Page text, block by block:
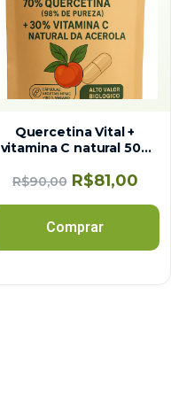
Quercetina Vital +
vitamina C natural 500
R$90,00 R$81,00
Comprar